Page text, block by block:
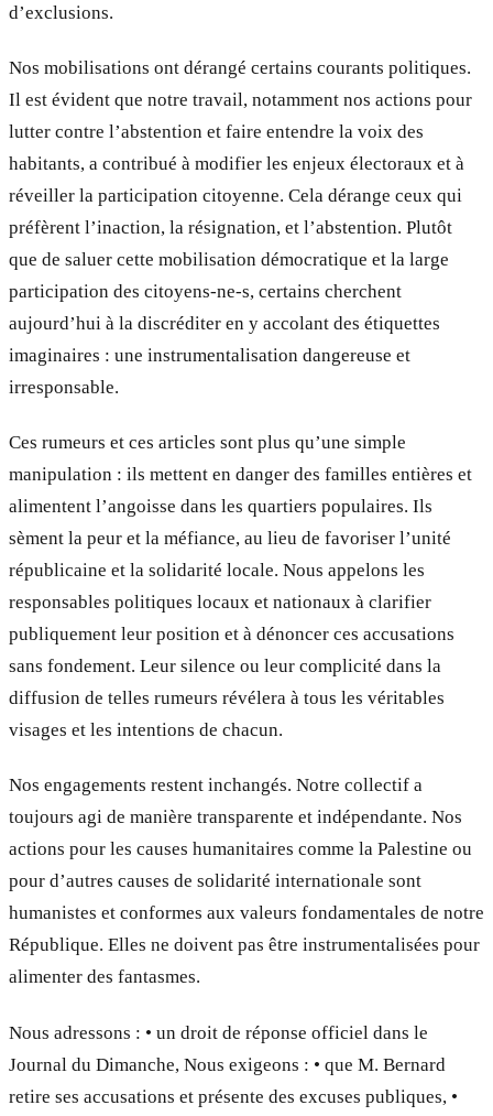
d’exclusions.
Nos mobilisations ont dérangé certains courants politiques.
Il est évident que notre travail, notamment nos actions pour
lutter contre l’abstention et faire entendre la voix des
habitants, a contribué à modifier les enjeux électoraux et à
réveiller la participation citoyenne. Cela dérange ceux qui
préfèrent l’inaction, la résignation, et l’abstention. Plutôt
que de saluer cette mobilisation démocratique et la large
participation des citoyens-ne-s, certains cherchent
aujourd’hui à la discréditer en y accolant des étiquettes
imaginaires : une instrumentalisation dangereuse et
irresponsable.
Ces rumeurs et ces articles sont plus qu’une simple
manipulation : ils mettent en danger des familles entières et
alimentent l’angoisse dans les quartiers populaires. Ils
sèment la peur et la méfiance, au lieu de favoriser l’unité
républicaine et la solidarité locale. Nous appelons les
responsables politiques locaux et nationaux à clarifier
publiquement leur position et à dénoncer ces accusations
sans fondement. Leur silence ou leur complicité dans la
diffusion de telles rumeurs révélera à tous les véritables
visages et les intentions de chacun.
Nos engagements restent inchangés. Notre collectif a
toujours agi de manière transparente et indépendante. Nos
actions pour les causes humanitaires comme la Palestine ou
pour d’autres causes de solidarité internationale sont
humanistes et conformes aux valeurs fondamentales de notre
République. Elles ne doivent pas être instrumentalisées pour
alimenter des fantasmes.
Nous adressons : • un droit de réponse officiel dans le
Journal du Dimanche, Nous exigeons : • que M. Bernard
retire ses accusations et présente des excuses publiques, •